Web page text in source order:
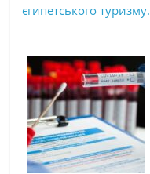
єгипетського туризму.